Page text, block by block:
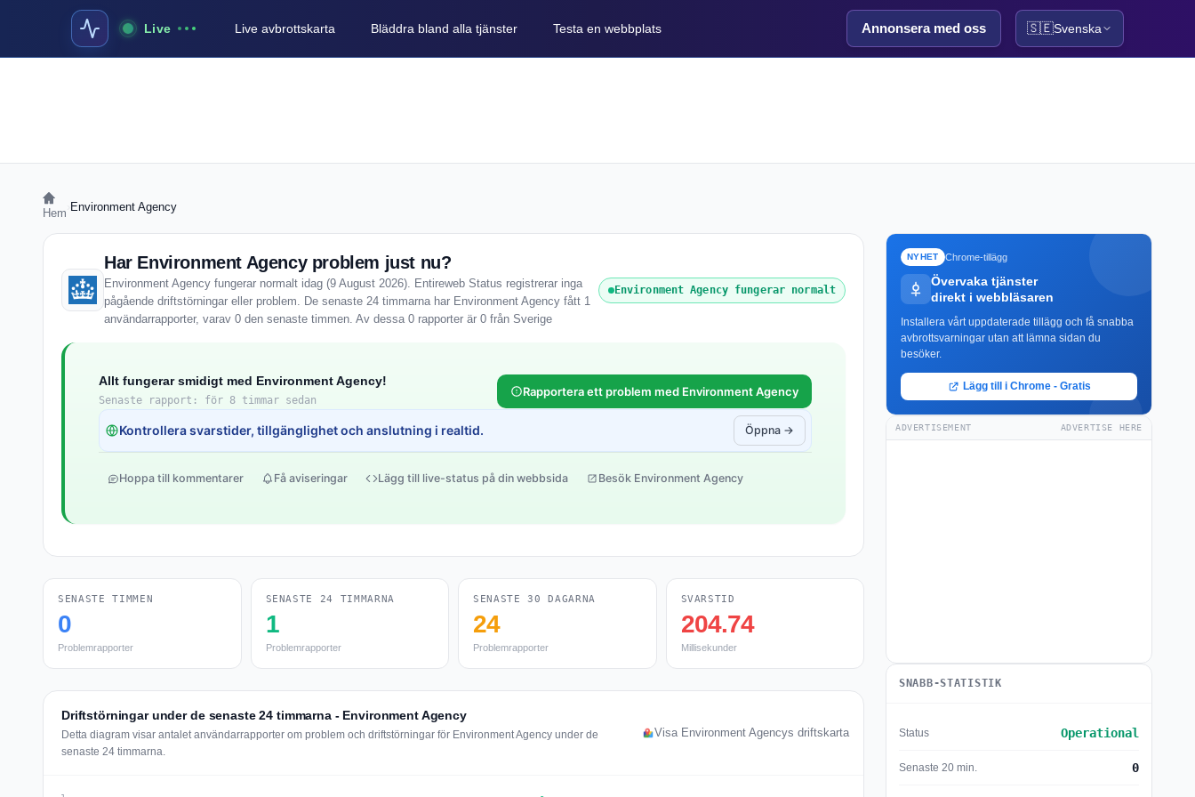
Live Live avbrottskarta Bläddra bland alla tjänster Testa en webbplats Annonsera med oss 🇸🇪Svenska
Hem Environment Agency
Har Environment Agency problem just nu?
Environment Agency fungerar normalt idag (9 August 2026). Entireweb Status registrerar inga
pågående driftstörningar eller problem. De senaste 24 timmarna har Environment Agency fått 1
användarrapporter, varav 0 den senaste timmen. Av dessa 0 rapporter är 0 från Sverige
Environment Agency fungerar normalt
Allt fungerar smidigt med Environment Agency!
Senaste rapport: för 8 timmar sedan
Rapportera ett problem med Environment Agency
Kontrollera svarstider, tillgänglighet och anslutning i realtid. Öppna →
Hoppa till kommentarer Få aviseringar Lägg till live-status på din webbsida Besök Environment Agency
SENASTE TIMMEN
0
Problemrapporter
SENASTE 24 TIMMARNA
1
Problemrapporter
SENASTE 30 DAGARNA
24
Problemrapporter
SVARSTID
204.74
Millisekunder
Driftstörningar under de senaste 24 timmarna - Environment Agency
Detta diagram visar antalet användarrapporter om problem och driftstörningar för Environment Agency under de
senaste 24 timmarna.
Visa Environment Agencys driftskarta
NYHET Chrome-tillägg
Övervaka tjänster
direkt i webbläsaren
Installera vårt uppdaterade tillägg och få snabba
avbrottsvarningar utan att lämna sidan du
besöker.
Lägg till i Chrome - Gratis
ADVERTISEMENT ADVERTISE HERE
SNABB-STATISTIK
Status Operational
Senaste 20 min. 0